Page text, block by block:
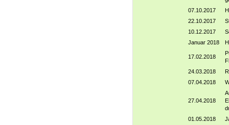
07.10.2017
22.10.2017
10.12.2017
Januar 2018
17.02.2018
24.03.2018
07.04.2018
27.04.2018
01.05.2018